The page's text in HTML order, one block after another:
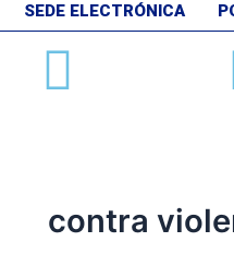
SEDE ELECTRÓNICA
contra